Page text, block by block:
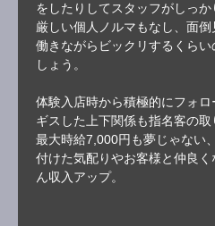
をしたりしてスタッフがしっ
厳しい個人ノルマもなし、面
働きながらビックリするくら
しょう。
体験入店時から積極的にフォ
ギスした上下関係も指名客の取
最大時給7,000円も夢じゃない
付けた気配りやお客様と仲良
ん収入アップ。